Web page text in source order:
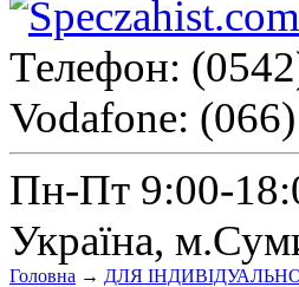
Телефон:
Vodafone:
Пн-Пт 9:00-
Україна,
Головна → ДЛЯ